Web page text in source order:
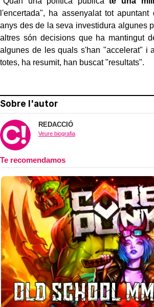
l'encertada", ha assenyalat tot
anys des de la seva investidura algunes
altres són decisions que ha mantingut
algunes de les quals s'han "accelerat" i
totes, ha resumit, han buscat "resultats".
Sobre l'autor
REDACCIÓ
Veure biografia